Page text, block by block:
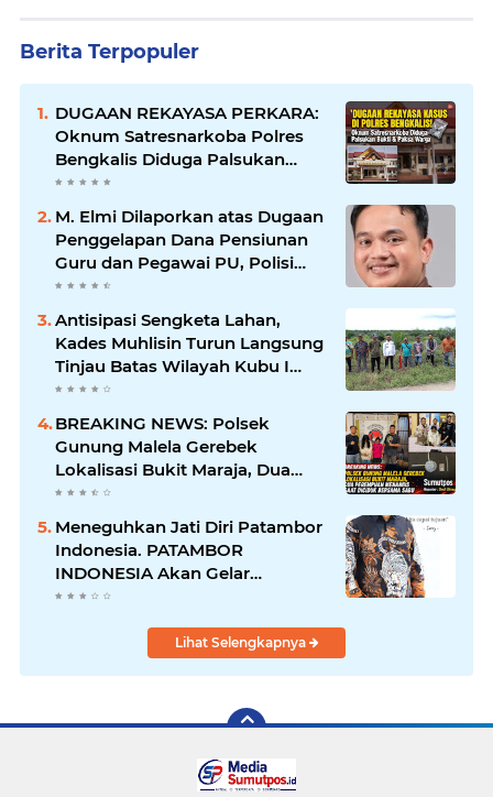
Berita Terpopuler
DUGAAN REKAYASA PERKARA:
Oknum Satresnarkoba Polres
Bengkalis Diduga Palsukan
Barang Bukti Hingga Paksa
Warga Hadir di TKP
M. Elmi Dilaporkan atas Dugaan
Penggelapan Dana Pensiunan
Guru dan Pegawai PU, Polisi
Pastikan Proses Hukum
Berjalan
Antisipasi Sengketa Lahan,
Kades Muhlisin Turun Langsung
Tinjau Batas Wilayah Kubu I
yang Diduga Diserobot PT Jatim
BREAKING NEWS: Polsek
Gunung Malela Gerebek
Lokalisasi Bukit Maraja, Dua
Perempuan Menangis Saat
Diciduk Bersama Sabu
Meneguhkan Jati Diri Patambor
Indonesia. PATAMBOR
INDONESIA Akan Gelar
RAKERNAS II Di Jakarta.
Lihat Selengkapnya